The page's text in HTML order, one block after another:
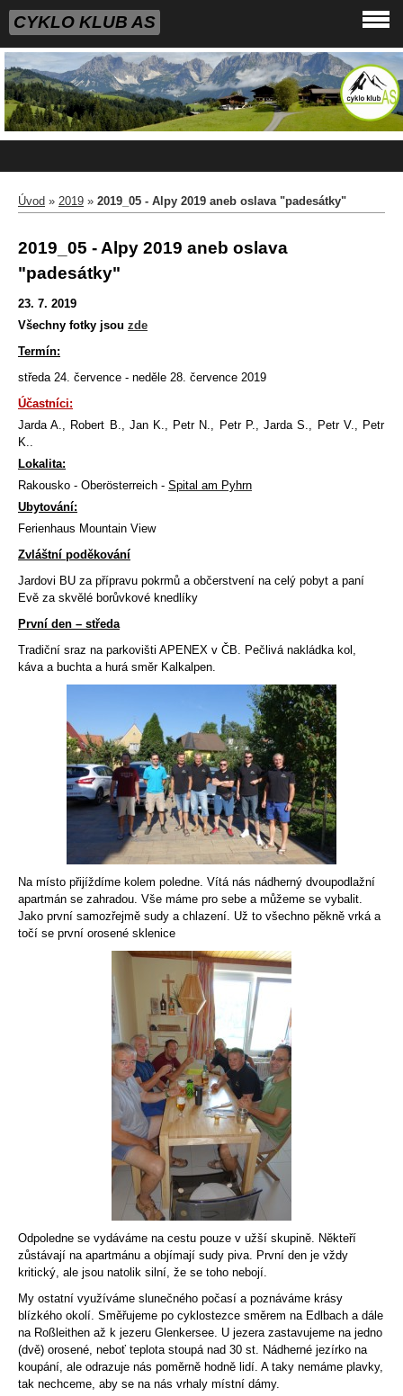
CYKLO KLUB AS
Úvod » 2019 » 2019_05 - Alpy 2019 aneb oslava "padesátky"
2019_05 - Alpy 2019 aneb oslava
"padesátky"
23. 7. 2019
Všechny fotky jsou zde
Termín:
středa 24. července - neděle 28. července 2019
Účastníci:
Jarda A., Robert B., Jan K., Petr N., Petr P., Jarda S., Petr V., Petr
K..
Lokalita:
Rakousko - Oberösterreich - Spital am Pyhrn
Ubytování:
Ferienhaus Mountain View
Zvláštní poděkování
Jardovi BU za přípravu pokrmů a občerstvení na celý pobyt a paní
Evě za skvělé borůvkové knedlíky
První den – středa
Tradiční sraz na parkovišti APENEX v ČB. Pečlivá nakládka kol,
káva a buchta a hurá směr Kalkalpen.
Na místo přijíždíme kolem poledne. Vítá nás nádherný dvoupodlažní
apartmán se zahradou. Vše máme pro sebe a můžeme se vybalit.
Jako první samozřejmě sudy a chlazení. Už to všechno pěkně vrká a
točí se první orosené sklenice
Odpoledne se vydáváme na cestu pouze v užší skupině. Někteří
zůstávají na apartmánu a objímají sudy piva. První den je vždy
kritický, ale jsou natolik silní, že se toho nebojí.
My ostatní využíváme slunečného počasí a poznáváme krásy
blízkého okolí. Směřujeme po cyklostezce směrem na Edlbach a dále
na Roßleithen až k jezeru Glenkersee. U jezera zastavujeme na jedno
(dvě) orosené, neboť teplota stoupá nad 30 st. Nádherné jezírko na
koupání, ale odrazuje nás poměrně hodně lidí. A taky nemáme plavky,
tak nechceme, aby se na nás vrhaly místní dámy.